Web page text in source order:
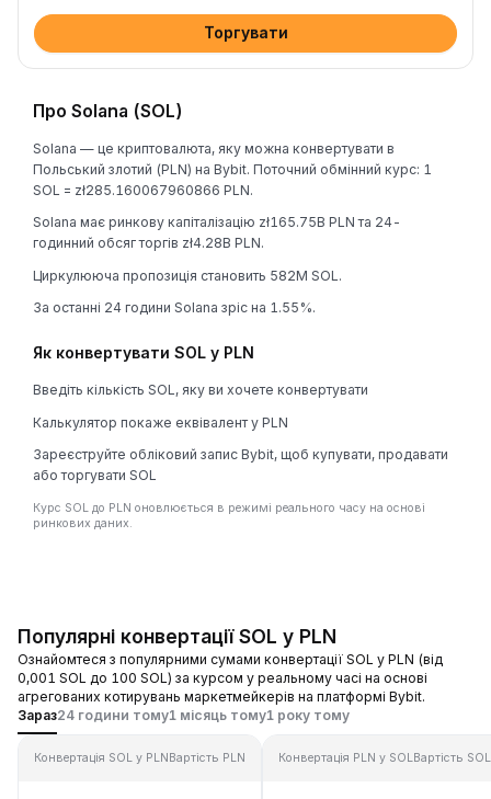
Торгувати
Про Solana (SOL)
Solana — це криптовалюта, яку можна конвертувати в
Польський злотий (PLN) на Bybit. Поточний обмінний курс: 1
SOL = zł285.160067960866 PLN.
Solana має ринкову капіталізацію zł165.75B PLN та 24-
годинний обсяг торгів zł4.28B PLN.
Циркулююча пропозиція становить 582M SOL.
За останні 24 години Solana зріс на 1.55%.
Як конвертувати SOL у PLN
Введіть кількість SOL, яку ви хочете конвертувати
Калькулятор покаже еквівалент у PLN
Зареєструйте обліковий запис Bybit, щоб купувати, продавати
або торгувати SOL
Курс SOL до PLN оновлюється в режимі реального часу на основі
ринкових даних.
Популярні конвертації SOL у PLN
Ознайомтеся з популярними сумами конвертації SOL у PLN (від
0,001 SOL до 100 SOL) за курсом у реальному часі на основі
агрегованих котирувань маркетмейкерів на платформі Bybit.
Зараз24 години тому1 місяць тому1 року тому
Конвертація SOL у PLNВартість PLN Конвертація PLN у SOLВартість SOL